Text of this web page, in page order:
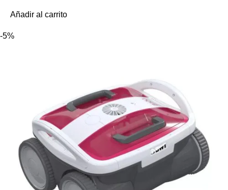
Añadir al carrito
-5%